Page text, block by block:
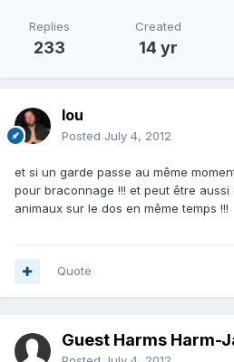
Replies
233
Created
14 yr
lou
Posted July 4, 2012
et si un garde passe au même
pour braconnage !!! et peut être aussi
animaux sur le dos en même temps !!!
Quote
Guest Harms Harm-